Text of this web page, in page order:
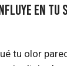
en tu
tu olor